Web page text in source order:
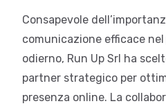
Consapevole
comunicazione efficace
odierno, Run Up Srl ha
partner strategico per
presenza online. La